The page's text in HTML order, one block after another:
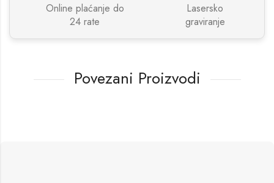
Online plaćanje do
24 rate
Lasersko
graviranje
Povezani Proizvodi